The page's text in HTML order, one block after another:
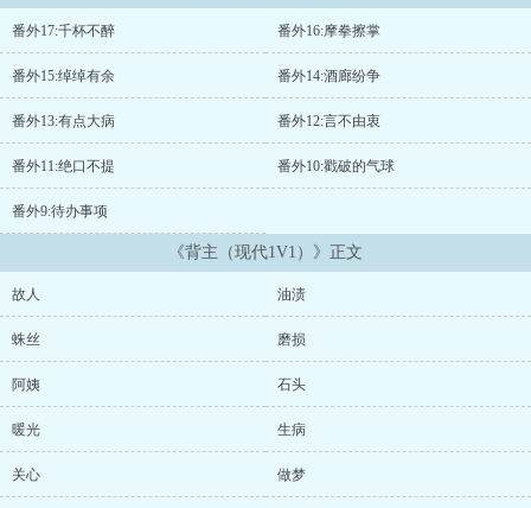
番外17:千杯不醉 番外16:摩拳擦掌
番外15:绰绰有余 番外14:酒廊纷争
番外13:有点大病 番外12:言不由衷
番外11:绝口不提 番外10:戳破的气球
番外9:待办事项
《背主（现代1V1）》正文
故人 油渍
蛛丝 磨损
阿姨 石头
暖光 生病
关心 做梦